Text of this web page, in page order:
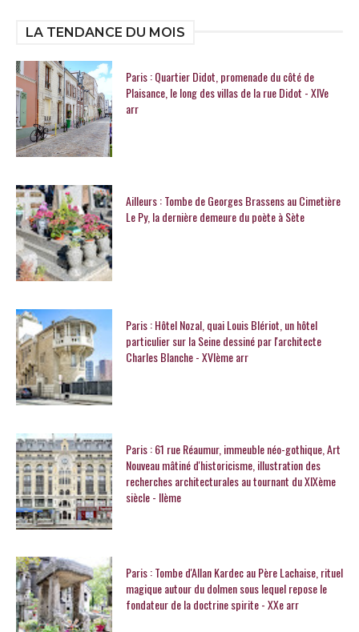
LA TENDANCE DU MOIS
Paris : Quartier Didot, promenade du côté de
Plaisance, le long des villas de la rue Didot - XIVe
arr
Ailleurs : Tombe de Georges Brassens au Cimetière
Le Py, la dernière demeure du poète à Sète
Paris : Hôtel Nozal, quai Louis Blériot, un hôtel
particulier sur la Seine dessiné par l'architecte
Charles Blanche - XVIème arr
Paris : 61 rue Réaumur, immeuble néo-gothique, Art
Nouveau mâtiné d'historicisme, illustration des
recherches architecturales au tournant du XIXème
siècle - IIème
Paris : Tombe d'Allan Kardec au Père Lachaise, rituel
magique autour du dolmen sous lequel repose le
fondateur de la doctrine spirite - XXe arr